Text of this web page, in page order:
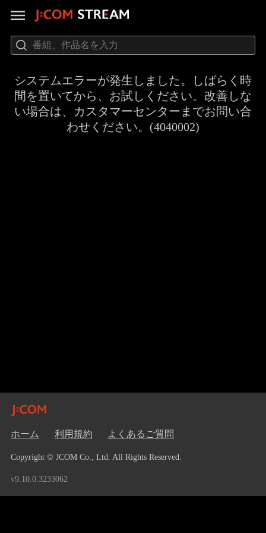
システムエラーが発生しました。しばらく時
間を置いてから、お試しください。改善しな
い場合は、カスタマーセンターまでお問い合
わせください。(4040002)
ホーム 利用規約 よくあるご質問
Copyright © JCOM Co., Ltd. All Rights Reserved.
v9.10.0.3233062